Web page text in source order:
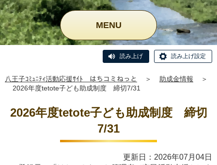
MENU
読み上げ 読み上げ設定
八王子ｺﾐｭﾆﾃｨ活動応援ｻｲﾄ はちコミねっと ＞ 助成金情報
＞
2026年度tetote子ども助成制度 締切7/31
2026年度tetote子ども助成制度 締切
7/31
更新日：2026年07月04日